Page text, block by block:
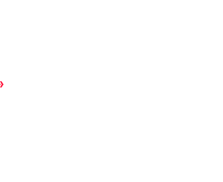
данные можно